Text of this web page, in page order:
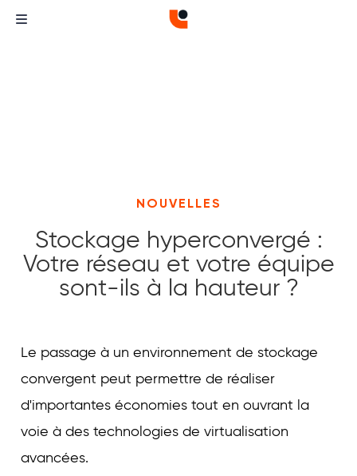
NOUVELLES
Stockage hyperconvergé :
Votre réseau et votre équipe
sont-ils à la hauteur ?
Le passage à un environnement de stockage
convergent peut permettre de réaliser
d'importantes économies tout en ouvrant la
voie à des technologies de virtualisation
avancées.